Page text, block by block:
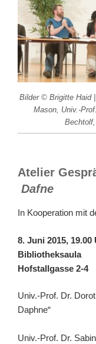
Bilder © Brigitte Haid
Mason, Univ.-
Atelier
Dafne
In Kooperation mit
8. Juni 2015, 19.00
Bibliotheksaula
Hofstallgasse 2-4
Univ.-Prof. Dr.
Daphne“
Univ.-Prof. Dr.